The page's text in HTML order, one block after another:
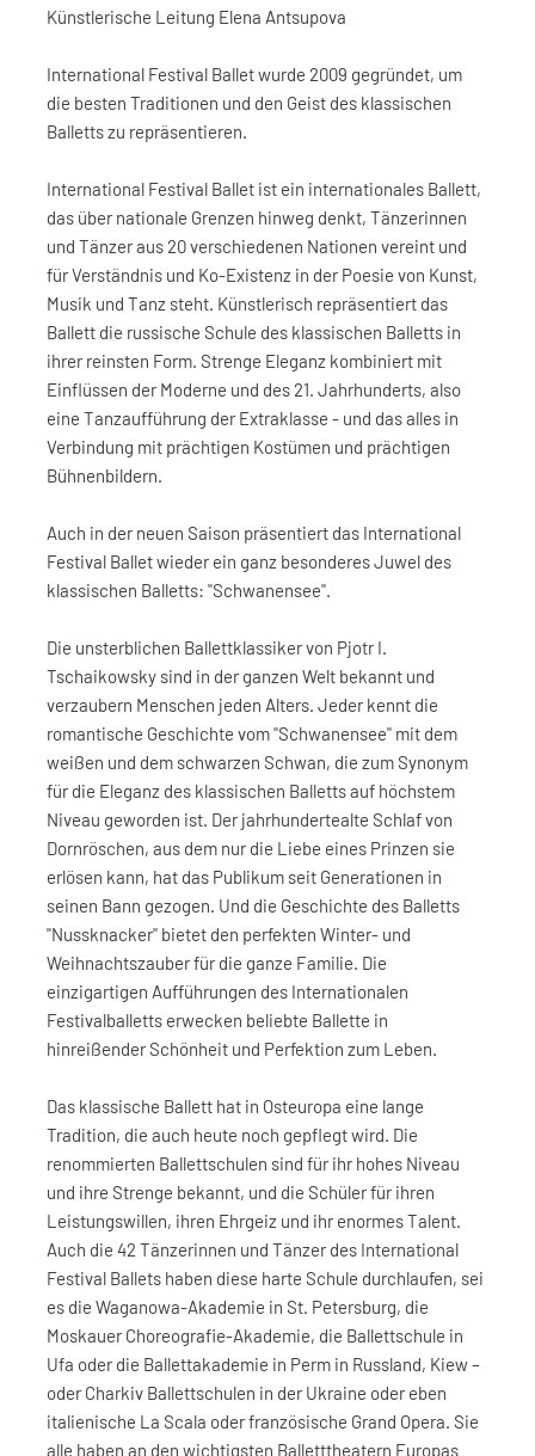
Künstlerische Leitung Elena Antsupova
International Festival Ballet wurde 2009 gegründet, um
die besten Traditionen und den Geist des klassischen
Balletts zu repräsentieren.
International Festival Ballet ist ein internationales Ballett,
das über nationale Grenzen hinweg denkt, Tänzerinnen
und Tänzer aus 20 verschiedenen Nationen vereint und
für Verständnis und Ko-Existenz in der Poesie von Kunst,
Musik und Tanz steht. Künstlerisch repräsentiert das
Ballett die russische Schule des klassischen Balletts in
ihrer reinsten Form. Strenge Eleganz kombiniert mit
Einflüssen der Moderne und des 21. Jahrhunderts, also
eine Tanzaufführung der Extraklasse - und das alles in
Verbindung mit prächtigen Kostümen und prächtigen
Bühnenbildern.
Auch in der neuen Saison präsentiert das International
Festival Ballet wieder ein ganz besonderes Juwel des
klassischen Balletts: "Schwanensee".
Die unsterblichen Ballettklassiker von Pjotr I.
Tschaikowsky sind in der ganzen Welt bekannt und
verzaubern Menschen jeden Alters. Jeder kennt die
romantische Geschichte vom "Schwanensee" mit dem
weißen und dem schwarzen Schwan, die zum Synonym
für die Eleganz des klassischen Balletts auf höchstem
Niveau geworden ist. Der jahrhundertealte Schlaf von
Dornröschen, aus dem nur die Liebe eines Prinzen sie
erlösen kann, hat das Publikum seit Generationen in
seinen Bann gezogen. Und die Geschichte des Balletts
"Nussknacker" bietet den perfekten Winter- und
Weihnachtszauber für die ganze Familie. Die
einzigartigen Aufführungen des Internationalen
Festivalballetts erwecken beliebte Ballette in
hinreißender Schönheit und Perfektion zum Leben.
Das klassische Ballett hat in Osteuropa eine lange
Tradition, die auch heute noch gepflegt wird. Die
renommierten Ballettschulen sind für ihr hohes Niveau
und ihre Strenge bekannt, und die Schüler für ihren
Leistungswillen, ihren Ehrgeiz und ihr enormes Talent.
Auch die 42 Tänzerinnen und Tänzer des International
Festival Ballets haben diese harte Schule durchlaufen, sei
es die Waganowa-Akademie in St. Petersburg, die
Moskauer Choreografie-Akademie, die Ballettschule in
Ufa oder die Ballettakademie in Perm in Russland, Kiew –
oder Charkiv Ballettschulen in der Ukraine oder eben
italienische La Scala oder französische Grand Opera. Sie
alle haben an den wichtigsten Balletttheatern Europas